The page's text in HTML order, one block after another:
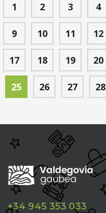
1 2 3 4
9 10 11 12
17 18 19 20
25 26 27 28
+34 945 353 033